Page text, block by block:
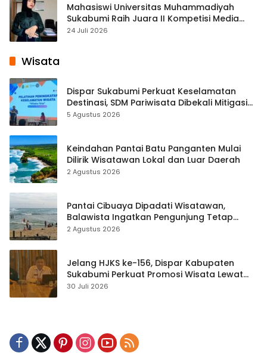
Mahasiswi Universitas Muhammadiyah
Sukabumi Raih Juara II Kompetisi Media
Pembelajaran Digital Tingkat Internasional
24 Juli 2026
Wisata
Dispar Sukabumi Perkuat Keselamatan
Destinasi, SDM Pariwisata Dibekali Mitigasi
hingga Teknik Evakuasi
5 Agustus 2026
Keindahan Pantai Batu Panganten Mulai
Dilirik Wisatawan Lokal dan Luar Daerah
2 Agustus 2026
Pantai Cibuaya Dipadati Wisatawan,
Balawista Ingatkan Pengunjung Tetap
Waspada
2 Agustus 2026
Jelang HJKS ke-156, Dispar Kabupaten
Sukabumi Perkuat Promosi Wisata Lewat
Publikasi Digital
30 Juli 2026